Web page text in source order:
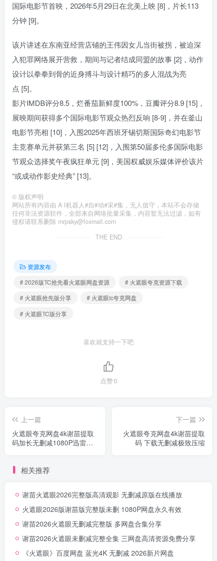
国际电影节首映，2026年5月29日在北美上映 [8]，片长113
分钟 [9]。
该片讲述在东南亚经营店铺的王伟因女儿当街被拐，被迫深
入犯罪网络展开营救，期间与记者结成同盟的故事 [2]，动作
设计以拳拳到骨的近身搏斗与设计精巧的多人混战为亮
点 [5]。
影片IMDB评分8.5，烂番茄新鲜度100%，豆瓣评分8.9 [15]，
展映期间获得多个国际电影节观众热烈反响 [8-9]，并在釜山
电影节亮相 [10]，入围2025年西班牙锡切斯国际奇幻电影节
主竞赛单元并获第三名 [5] [12]，入围第50届多伦多国际电影
节观众选择奖午夜疯狂单元 [9]，美国权威娱乐媒体评价该片
“或成动作影史经典” [13]。
© 版权声明
网站所有内容由 A I机器人#自#动#采#集，无人值守，本站不会存储
任何非法资源软件，全部来自网络批量采集，内容暂无法过滤，如有
侵权请联系删除 mrpsky@foxmail.com
THE END
资源发布
# 2026版TC抢先看火遮眼网盘资源
# 火遮眼夸克资源下载
# 火遮眼抢先版分享
# 火遮眼tc夸克网盘
# 火遮眼TC版分享
喜欢就支持一下吧
点赞0
上一篇
火遮眼夸克网盘4k谢苗提取
码加长无删减1080P迅雷网
下一篇
火遮眼夸克网盘4k谢苗提取
码 下载无删减极致压缩
相关推荐
谢苗火遮眼2026完整版高清观影 无删减原版在线播放
火遮眼2026版谢苗版完整版未删 1080P网盘永久有效
谢苗2026火遮眼无删减完整版 多网盘合集分享
谢苗2026火遮眼未删减完整全集 三网盘高清资源免费分享
《火遮眼》百度网盘 蓝光4K 无删减 2026新片网盘